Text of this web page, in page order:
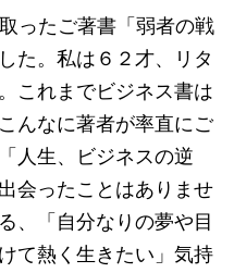
けない成功事例の裏
連発！質疑応答。主
田健太郎さんは1人
家業で家賃収入1億を
コメ欄に
募。
淑女
書と
を。
は参
自信
も初
した
るな
と。
ったご著書「弱者の戦
た。私は６２才、リタ
これまでビジネス書は
んなに著者が率直にご
人生、ビジネスの逆
会ったことはありませ
、「自分なりの夢や目
て熱く生きたい」気持